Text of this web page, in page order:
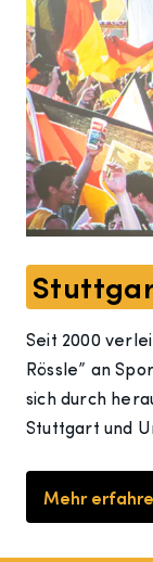
Seit 2000
Rössle” an
sich durch
Stuttgart und
Mehr